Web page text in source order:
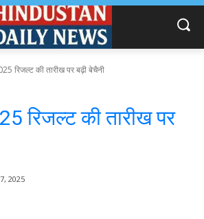
रिजल्ट की तारीख पर बढ़ी बेचैनी
रिजल्ट की तारीख पर
2025